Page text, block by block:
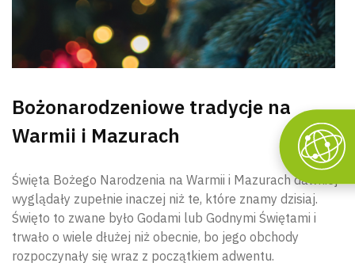
Bożonarodzeniowe tradycje na
Warmii i Mazurach
Święta Bożego Narodzenia na Warmii i Mazurach dawniej
wyglądały zupełnie inaczej niż te, które znamy dzisiaj.
Święto to zwane było Godami lub Godnymi Świętami i
trwało o wiele dłużej niż obecnie, bo jego obchody
rozpoczynały się wraz z początkiem adwentu.